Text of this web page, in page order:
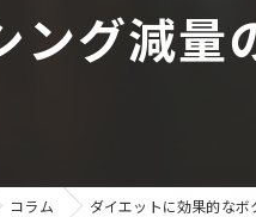
フ
グ減量
コラム ダイエットに効果的なボ